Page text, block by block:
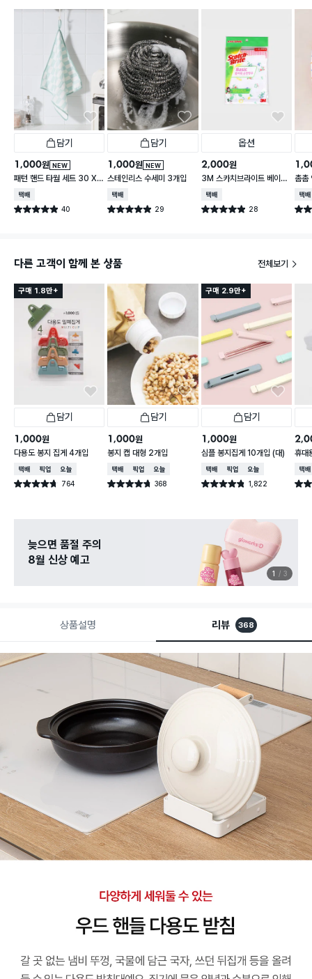
담기
NEW
1,000원
패턴 핸드 타월 세트 30 X
30 cm 3개입
택배배송
별점 4.9점 40
건 작성
담기
NEW
1,000원
스테인리스 수세미 3개입
택배배송
별점 4.9점 29
건 작성
옵션
2,000원
3M 스카치브라이트 베이직
플라워 순면 행주
택배배송
별점 4.9점 28
건 작성
촘촘
5
택배
별점
다른 고객이 함께 본 상품 전체보기
구매 1.8만+
담기
1,000원
다용도 봉지 집게 4개입
택배배송매장픽업오늘배송
별점 4.7점 764
건 작성
담기
1,000원
봉지 캡 대형 2개입
택배배송매장픽업오늘배송
별점 4.7점 368
건 작성
구매 2.9만+
담기
1,000원
심플 봉지집게 10개입 (대)
택배배송매장픽업오늘배송
별점 4.8점 1,822
건 작성
휴대
택배
별점
늦으면 품절 주의
8월 신상 예고
1 3
상품설명 리뷰 368